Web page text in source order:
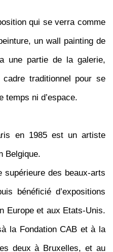
qui se verra comme
un wall painting de
une partie de la galerie,
traditionnel pour se
temps ni d’espace.
en 1985 est un artiste
Belgique.
supérieure des beaux-arts
bénéficié d’expositions
Europe et aux Etats-Unis.
la Fondation CAB et à la
deux à Bruxelles, et au